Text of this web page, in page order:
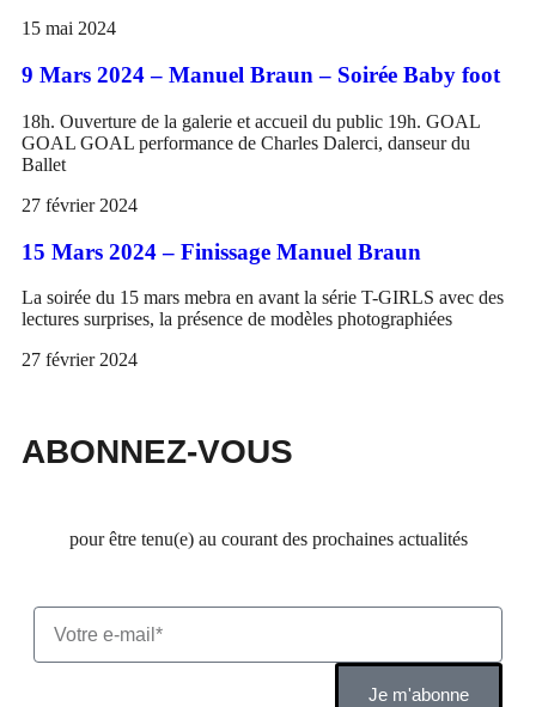
15 mai 2024
9 Mars 2024 – Manuel Braun – Soirée Baby foot
18h. Ouverture de la galerie et accueil du public 19h. GOAL
GOAL GOAL performance de Charles Dalerci, danseur du
Ballet
27 février 2024
15 Mars 2024 – Finissage Manuel Braun
La soirée du 15 mars mebra en avant la série T-GIRLS avec des
lectures surprises, la présence de modèles photographiées
27 février 2024
ABONNEZ-VOUS
pour être tenu(e) au courant des prochaines actualités
Je m'abonne